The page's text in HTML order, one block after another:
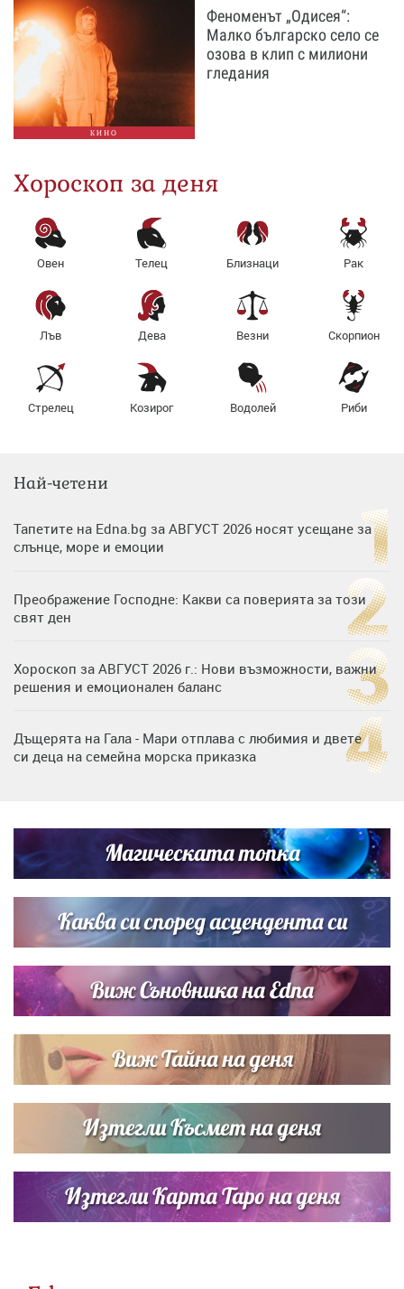
КИНО
Феноменът „Одисея“:
Малко българско село се
озова в клип с милиони
гледания
Хороскоп за деня
Овен Телец Близнаци Рак
Лъв Дева Везни Скорпион
Стрелец Козирог Водолей Риби
Най-четени
Тапетите на Edna.bg за АВГУСТ 2026 носят усещане за
слънце, море и емоции
Преображение Господне: Какви са поверията за този
свят ден
Хороскоп за АВГУСТ 2026 г.: Нови възможности, важни
решения и емоционален баланс
Дъщерята на Гала - Мари отплава с любимия и двете
си деца на семейна морска приказка
Димов издадоха своето любимо място
Дъщерята на Тодор Батков вдигна сватба, Стоичков и
Братя Аргирови я изненадаха с песен
Магическата топка
Каква си според асцендента си
Виж Съновника на Edna
Виж Тайна на деня
Изтегли Късмет на деня
Изтегли Карта Таро на деня